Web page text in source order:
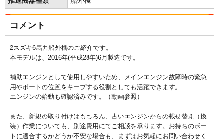
コメント
2スズキ6馬力船外機のご紹介です。
本モデルは、2016年(平成28年)6月製造です。
補助エンジンとして使用しやすいため、メインエンジン故障時の緊急
用やボートの位置をキープする役割としても活躍できます。
エンジンの始動も確認済みです。（動画参照）
また、新規の取り付けはもちろん、古いエンジンからの載せ替え（換
装）作業についても、別途費用にてご相談を承ります。お持ちのボー
トに適合するかどうか不安な場合も、まずはお気軽にお問い合わせく